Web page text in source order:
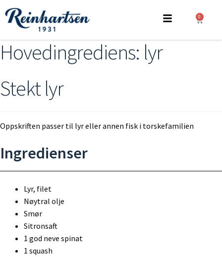
0
Hovedingrediens: lyr
Stekt lyr
Oppskriften passer til lyr eller annen fisk i torskefamilien
Ingredienser
Lyr, filet
Nøytral olje
Smør
Sitronsaft
1 god neve spinat
1 squash